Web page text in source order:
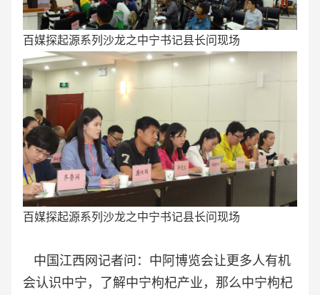
百媒探起源系列沙龙之中宁书记县长问现场
百媒探起源系列沙龙之中宁书记县长问现场
中国江西网记者问：中阿博览会让更多人有机
会认识中宁，了解中宁枸杞产业，那么中宁枸杞